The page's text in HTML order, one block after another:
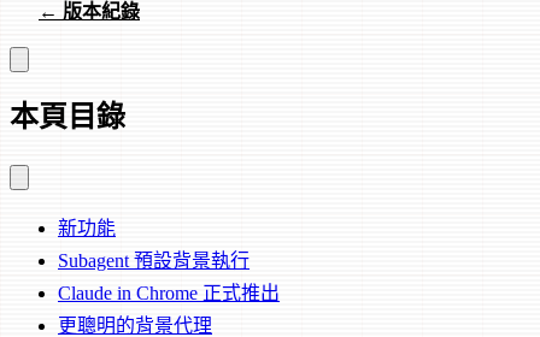
← 版本紀錄
本頁目錄
新功能
Subagent 預設背景執行
Claude in Chrome 正式推出
更聰明的背景代理